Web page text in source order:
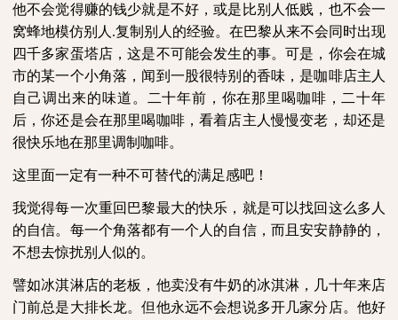
他不会觉得赚的钱少就是不好，或是比别人低贱，也不会一
窝蜂地模仿别人 .复制别人的经验。在巴黎从来不会同时出现
四千多家蛋塔店，这是不可能会发生的事。可是，你会在城
市的某一个小角落，闻到一股很特别的香味，是咖啡店主人
自己调出来的味道。二十年前，你在那里喝咖啡，二十年
后，你还是会在那里喝咖啡，看着店主人慢慢变老，却还是
很快乐地在那里调制咖啡。
这里面一定有一种不可替代的满足感吧！
我觉得每一次重回巴黎最大的快乐，就是可以找回这么多人
的自信。每一个角落都有一个人的自信，而且安安静静的，
不想去惊扰别人似的。
譬如冰淇淋店的老板，他卖没有牛奶的冰淇淋，几十年来店
门前总是大排长龙。但他永远不会想说多开几家分店。他好